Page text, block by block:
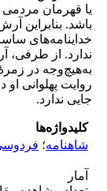
یا قهرمان مردمی
باشد. بنابراین
خداینامه‌های
ندارد. از طرفی،
به‌هیچ‌وجه در
روایت پهلوانی
جایی ندارد.
کلیدواژه‌ها
شاهنامه؛
آمار